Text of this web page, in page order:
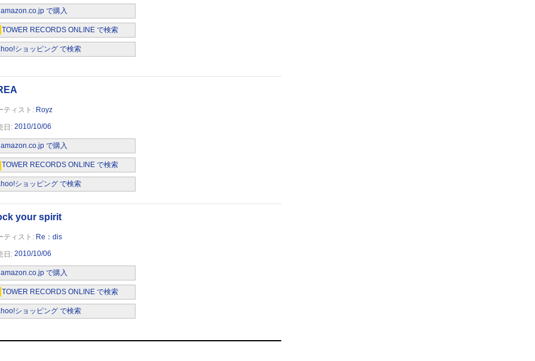
amazon.co.jp で購入
TOWER RECORDS ONLINE で検索
ショッピング で検索
Royz
2010/10/06
amazon.co.jp で購入
TOWER RECORDS ONLINE で検索
ショッピング で検索
Re：dis
2010/10/06
amazon.co.jp で購入
TOWER RECORDS ONLINE で検索
ショッピング で検索